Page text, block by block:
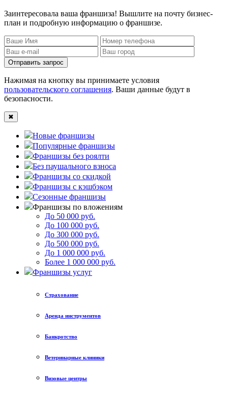
Заинтересовала ваша франшиза! Вышлите на почту бизнес-
план и подробную информацию о франшизе.
Отправить запрос
Нажимая на кнопку вы принимаете условия
пользовательского соглашения. Ваши данные будут в
безопасности.
✖
Новые франшизы
Популярные франшизы
Франшизы без роялти
Без паушального взноса
Франшизы со скидкой
Франшизы с кэшбэком
Сезонные франшизы
Франшизы по вложениям
До 50 000 руб.
До 100 000 руб.
До 300 000 руб.
До 500 000 руб.
До 1 000 000 руб.
Более 1 000 000 руб.
Франшизы услуг
Страхование
Аренда инструментов
Банкротство
Ветеринарные клиники
Визовые центры